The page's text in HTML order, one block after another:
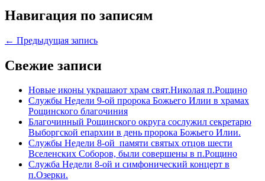
Навигация по записям
← Предыдущая запись
Свежие записи
Новые иконы украшают храм свят.Николая п.Рощино
Службы Недели 9-ой пророка Божьего Илии в храмах
Рощинского благочиния
Благочинный Рощинского округа сослужил секретарю
Выборгской епархии в день пророка Божьего Илии.
Службы Недели 8-ой памяти святых отцов шести
Вселенских Соборов, были совершены в п.Рощино
Служба Недели 8-ой и симфонический концерт в
п.Озерки.